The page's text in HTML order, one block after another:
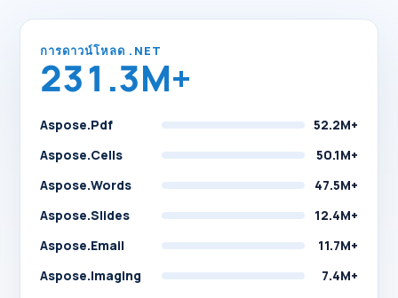
การดาวน์โหลด .NET
231.3M+
Aspose.Pdf
52.2M+
Aspose.Cells
50.1M+
Aspose.Words
47.5M+
Aspose.Slides
12.4M+
Aspose.Email
11.7M+
Aspose.Imaging
7.4M+